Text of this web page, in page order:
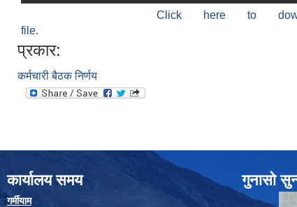
Click here to
file.
प्रकार:
कर्मचारी बैठक निर्णय
कार्यालय समय
गर्मीयाम
गुनासो